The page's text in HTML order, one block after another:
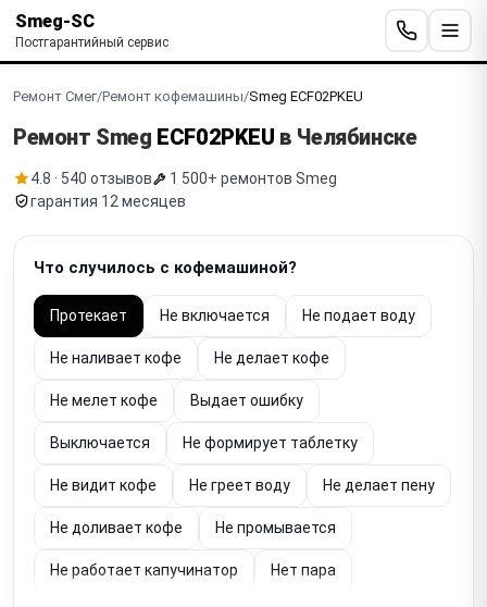
Smeg-SC
Постгарантийный сервис
Ремонт Смег/Ремонт кофемашины/Smeg ECF02PKEU
Ремонт Smeg ECF02PKEU в Челябинске
4.8 · 540 отзывов
1 500+ ремонтов Smeg
гарантия 12 месяцев
Что случилось с кофемашиной?
Протекает Не включается Не подает воду
Не наливает кофе Не делает кофе
Не мелет кофе Выдает ошибку
Выключается Не формирует таблетку
Не видит кофе Не греет воду Не делает пену
Не доливает кофе Не промывается
Не работает капучинатор Нет пара